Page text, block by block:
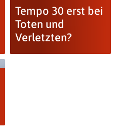
Tempo 30 erst bei
Toten und
Verletzten?